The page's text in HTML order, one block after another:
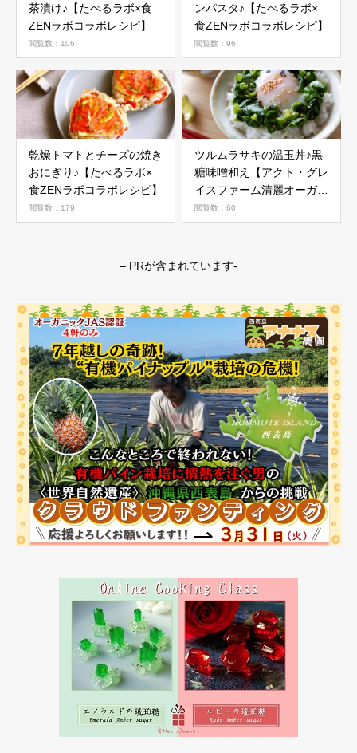
茶漬け♪【たべるラボ×食
ZENラボコラボレシピ】
閲覧数：106
ンパスタ♪【たべるラボ×
食ZENラボコラボレシピ】
閲覧数：96
乾燥トマトとチーズの焼き
おにぎり♪【たべるラボ×
食ZENラボコラボレシピ】
閲覧数：179
ツルムラサキの温玉丼♪黒
糖味噌和え【アクト・グレ
イスファーム清麗オーガニ
ック野菜活用レシピ】
閲覧数：60
– PRが含まれています-